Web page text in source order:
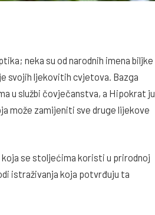
neka su od narodnih imena biljke
svojih ljekovitih cvjetova. Bazga
u službi čovječanstva, a Hipokrat ju
može zamijeniti sve druge lijekove
koja se stoljećima koristi u prirodnoj
istraživanja koja potvrđuju ta